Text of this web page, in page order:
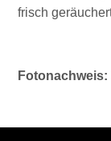
frisch
Fotonachweis: